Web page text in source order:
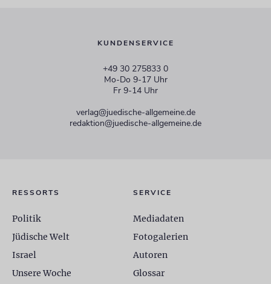
KUNDENSERVICE
+49 30 275833 0
Mo-Do 9-17 Uhr
Fr 9-14 Uhr
verlag@juedische-allgemeine.de
redaktion@juedische-allgemeine.de
RESSORTS
Politik
Jüdische Welt
Israel
Unsere Woche
SERVICE
Mediadaten
Fotogalerien
Autoren
Glossar